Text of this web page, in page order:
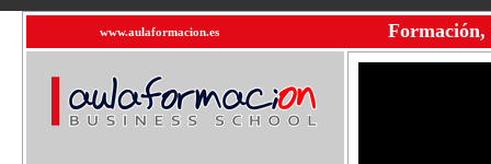
www.aulaformacion.es